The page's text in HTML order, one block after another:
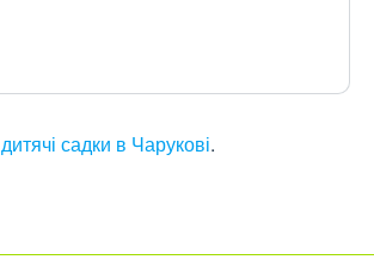
дитячі садки в Чарукові.